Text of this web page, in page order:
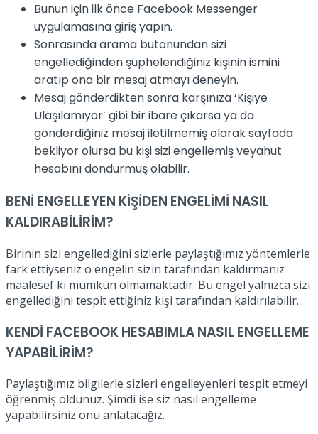
Bunun için ilk önce Facebook Messenger
uygulamasına giriş yapın.
Sonrasında arama butonundan sizi
engellediğinden şüphelendiğiniz kişinin ismini
aratıp ona bir mesaj atmayı deneyin.
Mesaj gönderdikten sonra karşınıza ‘Kişiye
Ulaşılamıyor’ gibi bir ibare çıkarsa ya da
gönderdiğiniz mesaj iletilmemiş olarak sayfada
bekliyor olursa bu kişi sizi engellemiş veyahut
hesabını dondurmuş olabilir.
BENİ ENGELLEYEN KİŞİDEN ENGELİMİ NASIL
KALDIRABİLİRİM?
Birinin sizi engellediğini sizlerle paylaştığımız yöntemlerle
fark ettiyseniz o engelin sizin tarafından kaldırmanız
maalesef ki mümkün olmamaktadır. Bu engel yalnızca sizi
engellediğini tespit ettiğiniz kişi tarafından kaldırılabilir.
KENDİ FACEBOOK HESABIMLA NASIL ENGELLEME
YAPABİLİRİM?
Paylaştığımız bilgilerle sizleri engelleyenleri tespit etmeyi
öğrenmiş oldunuz. Şimdi ise siz nasıl engelleme
yapabilirsiniz onu anlatacağız.